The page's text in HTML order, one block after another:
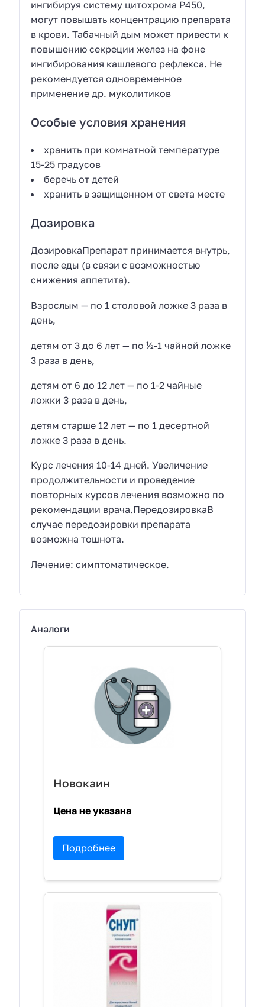
ингибируя систему цитохрома P450,
могут повышать концентрацию препарата
в крови. Табачный дым может привести к
повышению секреции желез на фоне
ингибирования кашлевого рефлекса. Не
рекомендуется одновременное
применение др. муколитиков
Особые условия хранения
хранить при комнатной температуре
15-25 градусов
беречь от детей
хранить в защищенном от света месте
Дозировка
ДозировкаПрепарат принимается внутрь,
после еды (в связи с возможностью
снижения аппетита).
Взрослым — по 1 столовой ложке 3 раза в
день,
детям от 3 до 6 лет — по ½-1 чайной ложке
3 раза в день,
детям от 6 до 12 лет — по 1-2 чайные
ложки 3 раза в день,
детям старше 12 лет — по 1 десертной
ложке 3 раза в день.
Курс лечения 10-14 дней. Увеличение
продолжительности и проведение
повторных курсов лечения возможно по
рекомендации врача.ПередозировкаВ
случае передозировки препарата
возможна тошнота.
Лечение: симптоматическое.
Аналоги
Новокаин
Цена не указана
Подробнее